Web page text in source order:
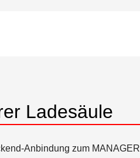
Ladesäule
Anbindung zum MANAGER